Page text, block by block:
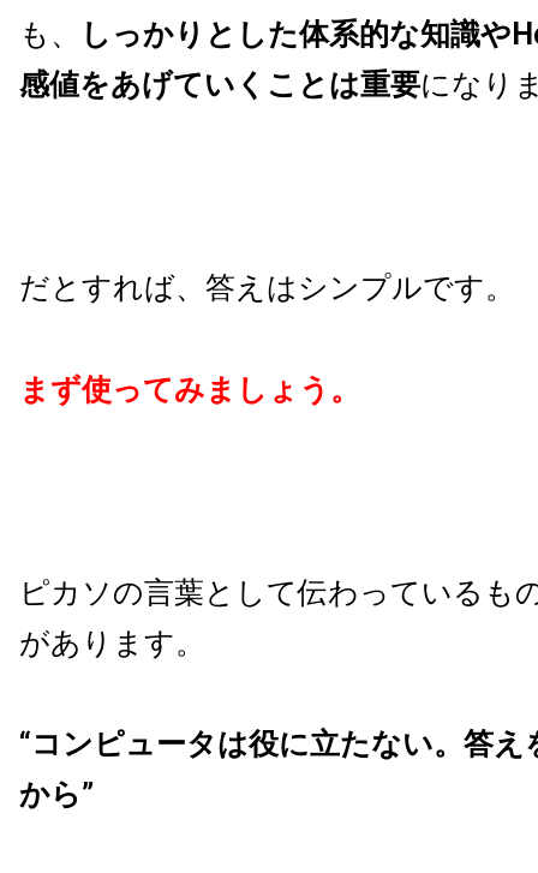
も、
しっかりとした体系的な知識や
感値をあげていくことは重要になり
だとすれば、答えはシンプルです。
まず使ってみましょう。
ピカソの言葉として伝わっているも
があります。
“コンピュータは役に立たない。答
から”